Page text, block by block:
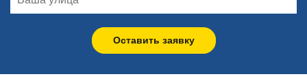
Оставить заявку